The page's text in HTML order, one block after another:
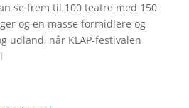
se frem til 100 teatre med 150
og en masse formidlere og
udland, når KLAP-festivalen